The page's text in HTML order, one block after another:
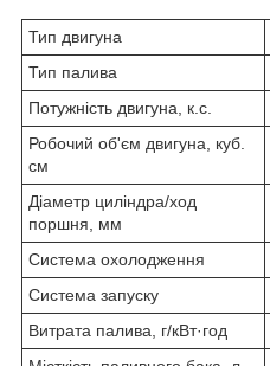
Тип двигуна
Тип палива
Потужність двигуна, к.с.
Робочий об'єм двигуна, куб.
см
Діаметр циліндра/ход
поршня, мм
Система охолодження
Система запуску
Витрата палива, г/кВт·год